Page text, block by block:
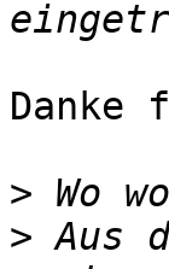
Danke
>
> Aus